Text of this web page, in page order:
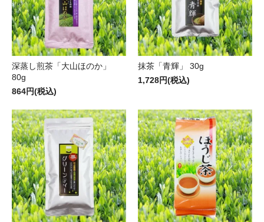
深蒸し煎茶「大山ほのか」
80g
864円(税込)
抹茶「青輝」 30g
1,728円(税込)